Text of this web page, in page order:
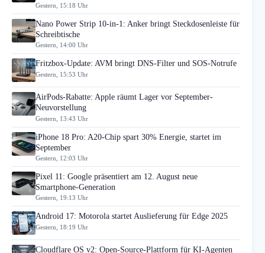
Gestern, 15:18 Uhr
Nano Power Strip 10-in-1: Anker bringt Steckdosenleiste für
Schreibtische
Gestern, 14:00 Uhr
Fritzbox-Update: AVM bringt DNS-Filter und SOS-Notrufe
Gestern, 15:53 Uhr
AirPods-Rabatte: Apple räumt Lager vor September-
Neuvorstellung
Gestern, 13:43 Uhr
iPhone 18 Pro: A20-Chip spart 30% Energie, startet im
September
Gestern, 12:03 Uhr
Pixel 11: Google präsentiert am 12. August neue
Smartphone-Generation
Gestern, 19:13 Uhr
Android 17: Motorola startet Auslieferung für Edge 2025
Gestern, 18:19 Uhr
Cloudflare OS v2: Open-Source-Plattform für KI-Agenten